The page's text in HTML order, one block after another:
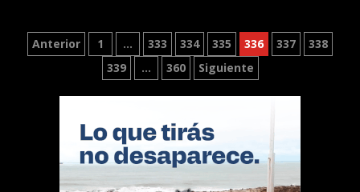
Paginación
Anterior 1 … 333 334 335 336 337
338
339
… 360 Siguiente